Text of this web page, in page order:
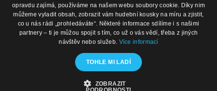
Kontakty
Eshop: +420 725 169 052
Prodejna: +420 596 113 012
eshop@hudebnisvet.cz
O nákupu
Obchodní podmínky
Podmínky prodeje na splátky
Kontakty
Hudební zázemí
opravdu zajímá, používáme na našem webu soubory cookie. Díky nim
můžeme vyladit obsah, zobrazit vám hudební kousky na míru a zjistit,
co u nás rádi „prohledáváte“. Některé informace sdílíme i s našimi
partnery – ti je můžou spojit s tím, co už o vás vědí, třeba z jiných
návštěv nebo služeb. Více informací
TOHLE MI LADÍ
ZOBRAZIT